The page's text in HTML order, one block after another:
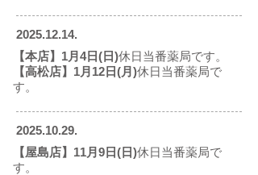
2025.12.14.
【本店】1月4日(日)休日当番薬局です。
【高松店】1月12日(月)休日当番薬局で
す。
2025.10.29.
【屋島店】11月9日(日)休日当番薬局で
す。